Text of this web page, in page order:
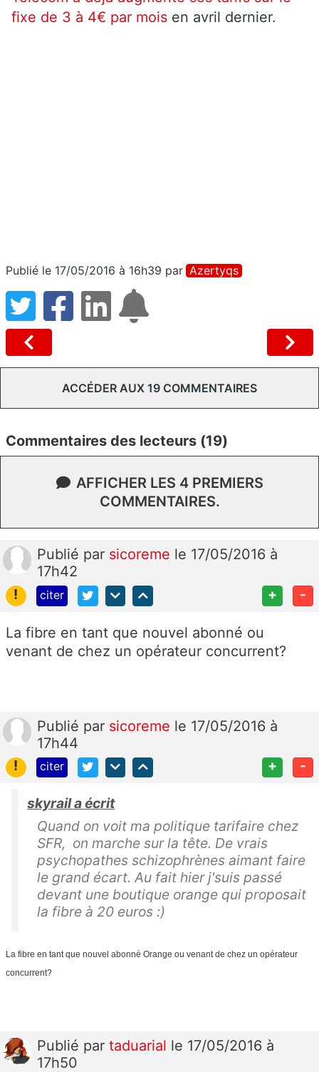
fixe de 3 à 4€ par mois en avril dernier.
Publié le 17/05/2016 à 16h39 par Azertyqs
ACCÉDER AUX 19 COMMENTAIRES
Commentaires des lecteurs (19)
AFFICHER LES 4 PREMIERS
COMMENTAIRES.
Publié par sicoreme le 17/05/2016 à
17h42
!
citer + -
La fibre en tant que nouvel abonné ou
venant de chez un opérateur concurrent?
Publié par sicoreme le 17/05/2016 à
17h44
!
citer + -
skyrail a écrit
Quand on voit ma politique tarifaire chez
SFR, on marche sur la tête. De vrais
psychopathes schizophrènes aimant faire
le grand écart. Au fait hier j'suis passé
devant une boutique orange qui proposait
la fibre à 20 euros :)
La fibre en tant que nouvel abonné Orange ou venant de chez un opérateur
concurrent?
Publié par taduarial le 17/05/2016 à
17h50